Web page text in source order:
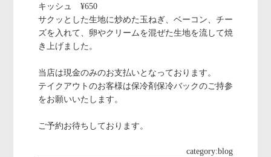
キッシュ ¥650
サクッとした生地に炒めた玉ねぎ、ベーコン、チー
ズを入れて、卵やクリームを混ぜた生地を流して焼
き上げました。
当店は現金のみのお支払いとなっております。
テイクアウトのお客様は保冷剤保冷バックのご持参
をお願いいたします。
ご予約お待ちしております。
category:blog